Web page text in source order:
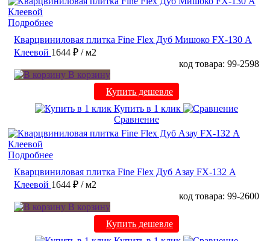
Подробнее
Кварцвиниловая плитка Fine Flex Дуб Мишоко FX-130 А
Клеевой 1644 ₽ / м2
код товара: 99-2598
В корзину
Купить дешевле
Купить в 1 клик
Сравнение
Подробнее
Кварцвиниловая плитка Fine Flex Дуб Азау FX-132 А
Клеевой 1644 ₽ / м2
код товара: 99-2600
В корзину
Купить дешевле